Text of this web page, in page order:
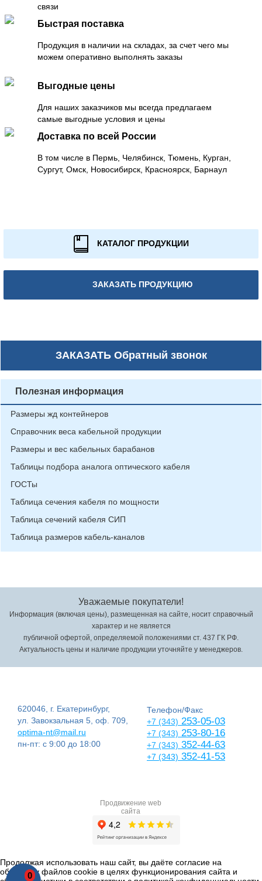
связи
Быстрая поставка
Продукция в наличии на складах, за счет чего мы
можем оперативно выполнять заказы
Выгодные цены
Для наших заказчиков мы всегда предлагаем
самые выгодные условия и цены
Доставка по всей России
В том числе в Пермь, Челябинск, Тюмень, Курган,
Сургут, Омск, Новосибирск, Красноярск, Барнаул
КАТАЛОГ ПРОДУКЦИИ
ЗАКАЗАТЬ ПРОДУКЦИЮ
ЗАКАЗАТЬОбратный звонок
0
Полезная информация
Размеры жд контейнеров
Справочник веса кабельной продукции
Размеры и вес кабельных барабанов
Таблицы подбора аналога оптического кабеля
ГОСТы
Таблица сечения кабеля по мощности
Таблица сечений кабеля СИП
Таблица размеров кабель-каналов
Уважаемые покупатели!
Информация (включая цены), размещенная на сайте, носит справочный
характер и не является
публичной офертой, определяемой положениями ст. 437 ГК РФ.
Актуальность цены и наличие продукции уточняйте у менеджеров.
620046, г. Екатеринбург,
ул. Завокзальная 5, оф. 709,
optima-nt@mail.ru
пн-пт: с 9:00 до 18:00
Телефон/Факс
+7 (343) 253-05-03
+7 (343) 253-80-16
+7 (343) 352-44-63
+7 (343) 352-41-53
Продвижение web
сайта
Продолжая использовать наш сайт, вы даёте согласие на
обработку файлов cookie в целях функционирования сайта и